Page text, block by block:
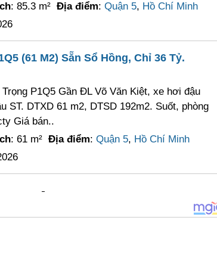
: 85.3 m² Địa điểm: Quận 5, Hồ Chí Minh
(61 M2) Sẵn Sổ Hồng, Chỉ 36 Tỷ.
P1Q5 Gần ĐL Võ Văn Kiệt, xe hơi đậu
ST. DTXD 61 m2, DTSD 192m2. Suốt, phòng
Giá bán..
: 61 m² Địa điểm: Quận 5, Hồ Chí Minh